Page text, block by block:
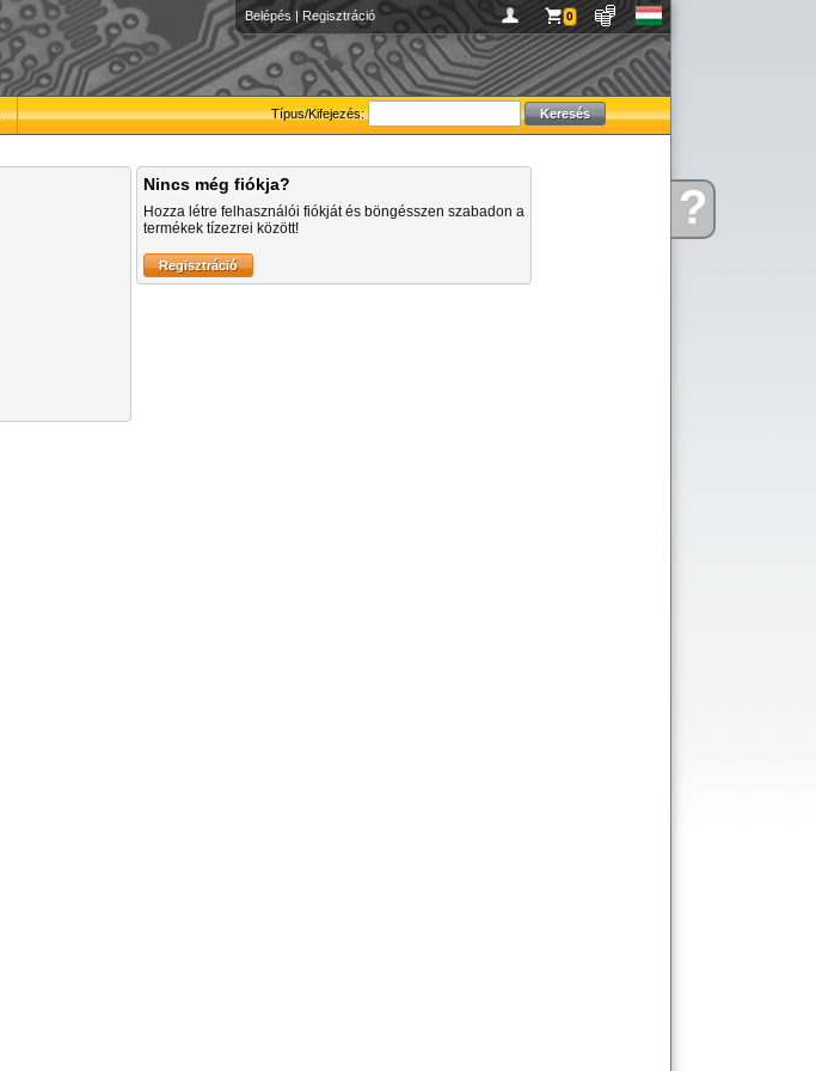
Kérdése?
Belépés | Regisztráció 0
Típus/Kifejezés:
Nincs még fiókja?
Hozza létre felhasználói fiókját és böngésszen szabadon a
termékek tízezrei között!